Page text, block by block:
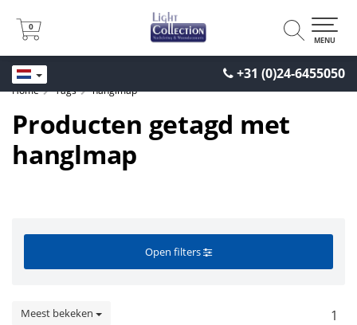
+31 (0)24-6455050
0
0
MENU
Home Tags hanglmap
Producten getagd met
hanglmap
Open filters
Meest bekeken 1